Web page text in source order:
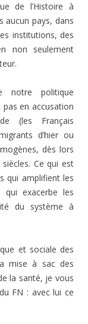
de l’Histoire à
aucun pays, dans
institutions, des
non seulement
notre politique
pas en accusation
(les Français
d’hier ou
dès lors
Ce qui est
qui amplifient les
exacerbe les
du système à
et sociale des
mise à sac des
la santé, je vous
FN : avec lui ce